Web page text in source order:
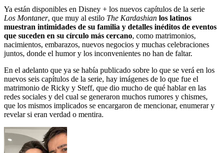
Ya están disponibles en Disney + los nuevos capítulos de la serie
Los Montaner, que muy al estilo The Kardashian los latinos
muestran intimidades de su familia y detalles inéditos de eventos
que suceden en su círculo más cercano, como matrimonios,
nacimientos, embarazos, nuevos negocios y muchas celebraciones
juntos, donde el humor y los inconvenientes no han de faltar.
En el adelanto que ya se había publicado sobre lo que se verá en los
nuevos seis capítulos de la serie, hay imágenes de lo que fue el
matrimonio de Ricky y Steff, que dio mucho de qué hablar en las
redes sociales y del cual se generaron muchos rumores y chismes,
que los mismos implicados se encargaron de mencionar, enumerar y
revelar si eran verdad o mentira.